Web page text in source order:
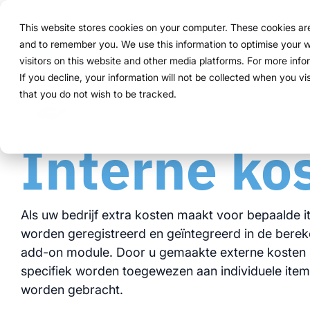
This website stores cookies on your computer. These cookies
and to remember you. We use this information to optimise
visitors on this website and other media platforms. For more
If you decline, your information will not be collected when you
that you do not wish to be tracked.
überspringen
Overzicht
Overzicht
Het systeem
Voor
één
Functionaliteiten
Boeking
Logistiek
Analyse
Projectmanagement
Alles wat
naadloos
data
Bekijk
Marketingteams
Inkoop
Voor
meer
Referenties
Prijzen & model
Logistiek-flatrate
Schaalbaarheid
Studio
Publieke Versie Over ons
Over ons
Duurzaamheid
Technologie & platform
Blog
Interne
Als uw bedrijf extra kosten maakt voor bepaalde
worden geregistreerd en geïntegreerd in de
add-on module. Door u gemaakte externe
specifiek worden toegewezen aan individuele
worden gebracht.